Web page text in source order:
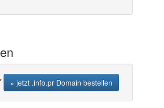
» jetzt .info.pr Domain bestellen